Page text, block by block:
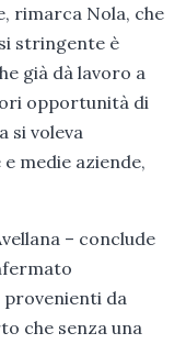
rimarca Nola, che
stringente è
già dà lavoro a
opportunità di
si voleva
medie aziende,
– conclude
provenienti da
che senza una